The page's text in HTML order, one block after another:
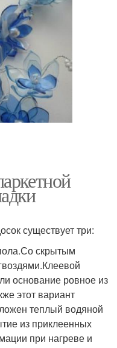
существует три:
скрытым
основание ровное из
этот вариант
теплый водяной
из приклеенных
при нагреве и